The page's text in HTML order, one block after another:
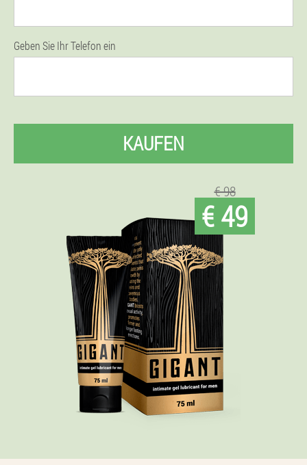
Geben Sie Ihr Telefon ein
KAUFEN
€ 98
€ 49